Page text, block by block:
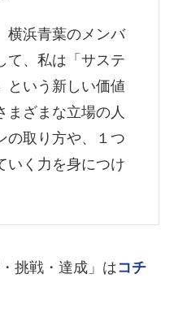
横浜青葉のメンバ
て、私は「サステ
という新しい価値
まざまな立場の人
の取り方や、１つ
いく力を身につけ
挑戦・達成」はコチ